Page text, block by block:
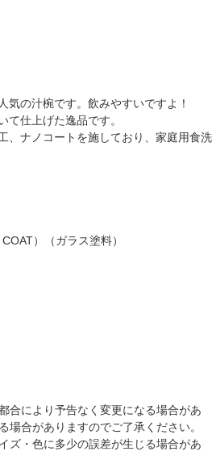
気の汁椀です。飲みやすいですよ！
て仕上げた逸品です。
、ナノコートを施しており、家庭用食洗
）（ガラス塗料）
合により予告なく変更になる場合があ
場合がありますのでご了承ください。
ズ・色に多少の誤差が生じる場合があ